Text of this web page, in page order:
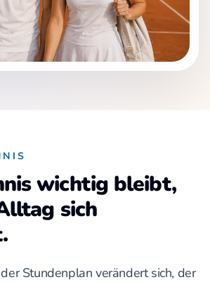
wichtig bleibt,
sich
Stundenplan verändert sich, der